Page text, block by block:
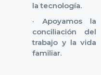
la tecnología.
· Apoyamos la
conciliación del
trabajo y la vida
familiar.